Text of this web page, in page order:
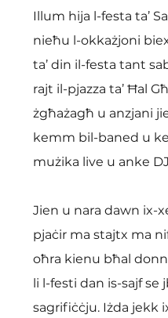
Illum hija l-festa ta’
nieħu l-okkażjoni
ta’ din il-festa tant
rajt il-pjazza ta’ Ħal
żgħażagħ u anzjani
kemm bil-baned u
mużika live u anke
Jien u nara dawn ix-
pjaċir ma stajtx ma
oħra kienu bħal
li l-festi dan is-sajf se
sagrifiċċju. Iżda jekk